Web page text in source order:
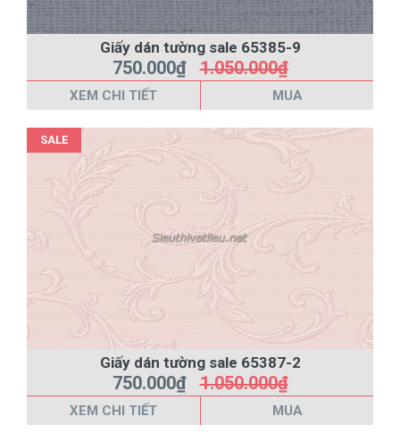
Giấy dán tường sale 65385-9
750.000₫1.050.000₫
XEM CHI TIẾT MUA
SALE
Giấy dán tường sale 65387-2
750.000₫1.050.000₫
XEM CHI TIẾT MUA